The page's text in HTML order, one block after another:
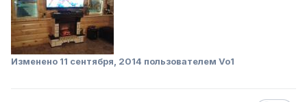
Изменено 11 сентября, 2014 пользователем Vo1